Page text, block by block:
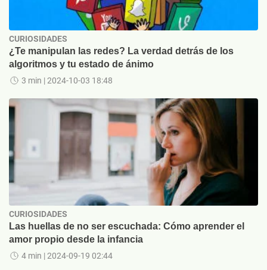
CURIOSIDADES
¿Te manipulan las redes? La verdad detrás de los
algoritmos y tu estado de ánimo
3 min | 2024-10-03 18:48
CURIOSIDADES
Las huellas de no ser escuchada: Cómo aprender el
amor propio desde la infancia
4 min | 2024-09-19 02:44